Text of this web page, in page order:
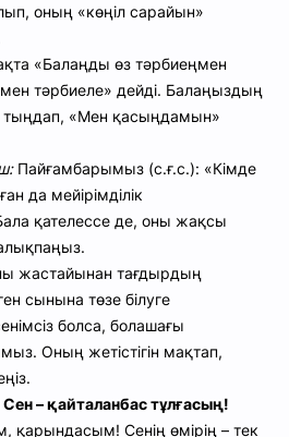
оның «көңіл сарайын»
«Балаңды өз тәрбиеңмен
тәрбиеле» дейді. Балаңыздың
«Мен қасыңдамын»
Пайғамбарымыз (с.ғ.с.): «Кімде
да мейірімділік
қателессе де, оны жақсы
жастайынан тағдырдың
сынына төзе білуге
болса, болашағы
Оның жетістігін мақтап,
– қайталанбас тұлғасың!
Сенің өмірің – тек